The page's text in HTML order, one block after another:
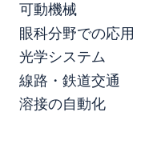
可動機械
眼科分野での応用
光学システム
線路・鉄道交通
溶接の自動化